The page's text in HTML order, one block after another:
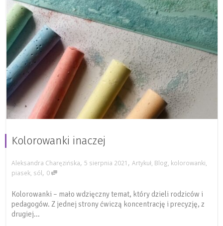
Kolorowanki inaczej
Aleksandra Charęzińska, 5 sierpnia 2021 , Artykuł Blog kolorowanki
piasek sól, 0
Kolorowanki – mało wdzięczny temat, który dzieli rodziców i
pedagogów. Z jednej strony ćwiczą koncentrację i precyzję, z
drugiej...